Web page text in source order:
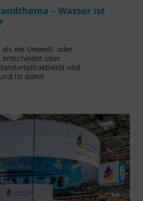
– Wasser ist
ein Umwelt- oder
entscheidet über
und
ist damit